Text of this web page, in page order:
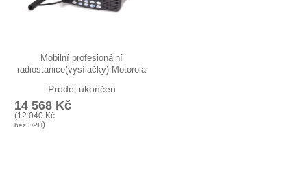
Mobilní profesionální
radiostanice(vysílačky) Motorola
Prodej ukončen
14 568 Kč
(12 040 Kč
bez DPH)